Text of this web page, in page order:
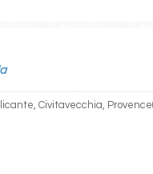
Civitavecchia,